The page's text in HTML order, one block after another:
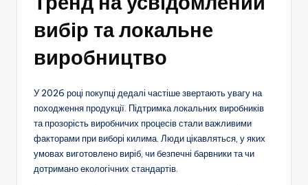
вибір та локальне
виробництво
У 2026 році покупці дедалі частіше звертають увагу на
походження продукції. Підтримка локальних виробників
та прозорість виробничих процесів стали важливими
факторами при виборі килима. Люди цікавляться, у яких
умовах виготовлено виріб, чи безпечні барвники та чи
дотримано екологічних стандартів.